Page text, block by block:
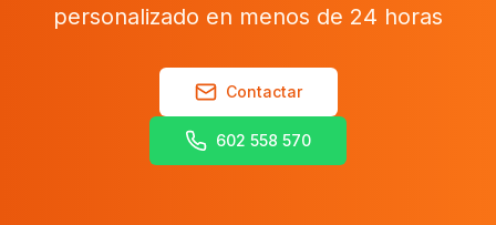
personalizado en menos de 24 horas
Contactar
602 558 570